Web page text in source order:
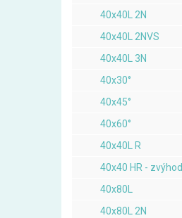
40x40L 2N
40x40L 2NVS
40x40L 3N
40x30°
40x45°
40x60°
40x40L R
40x40 HR -
40x80L
40x80L 2N